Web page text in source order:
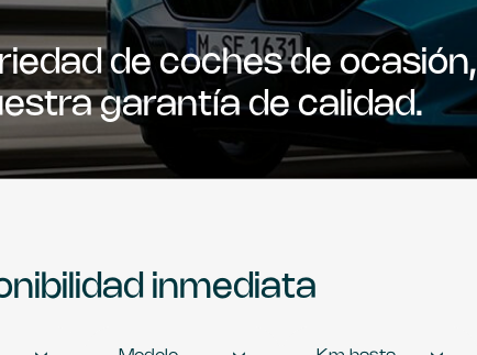
de coches de ocasión,
garantía de calidad.
inmediata